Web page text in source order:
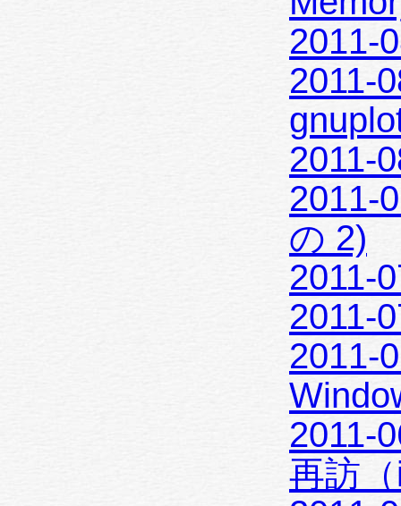
2011-
2011-
2011-
2011-
の 2)
2011-
2011-
2011-
2011-
再訪